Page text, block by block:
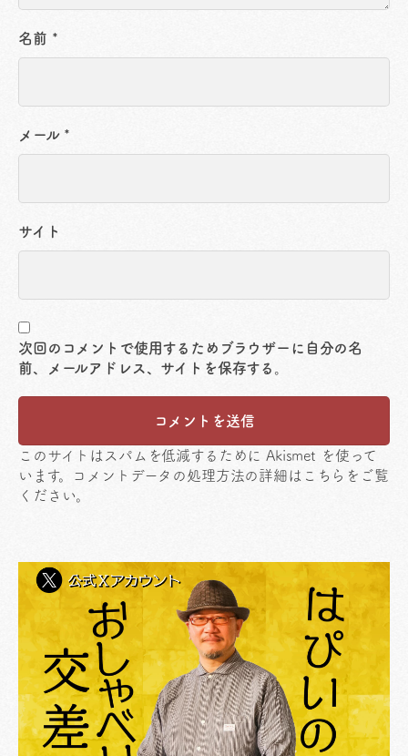
名前 *
メール *
サイト
次回のコメントで使用するためブラウザーに自分の名
前、メールアドレス、サイトを保存する。
このサイトはスパムを低減するために Akismet を使って
います。
コメントデータの処理方法の詳細はこちらをご覧
ください。